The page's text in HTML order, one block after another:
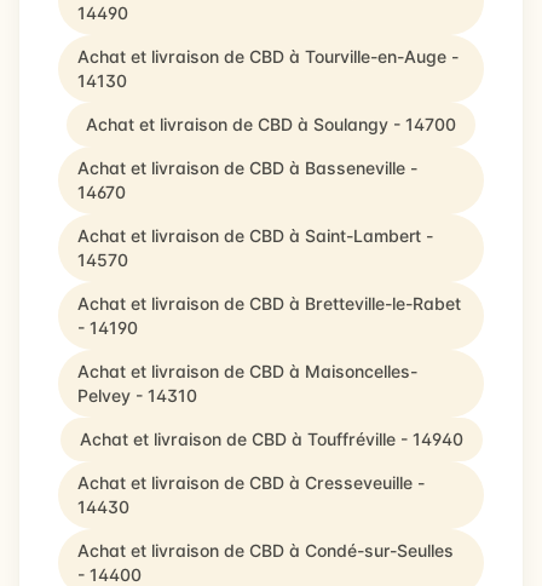
14490
Achat et livraison de CBD à Tourville-en-Auge -
14130
Achat et livraison de CBD à Soulangy - 14700
Achat et livraison de CBD à Basseneville -
14670
Achat et livraison de CBD à Saint-Lambert -
14570
Achat et livraison de CBD à Bretteville-le-Rabet
- 14190
Achat et livraison de CBD à Maisoncelles-
Pelvey - 14310
Achat et livraison de CBD à Touffréville - 14940
Achat et livraison de CBD à Cresseveuille -
14430
Achat et livraison de CBD à Condé-sur-Seulles
- 14400